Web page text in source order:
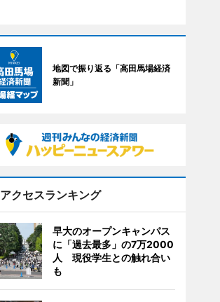
地図で振り返る「高田馬場経済
新聞」
アクセスランキング
早大のオープンキャンパス
に「過去最多」の7万2000
人 現役学生との触れ合い
も